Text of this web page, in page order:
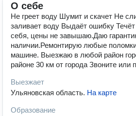
О себе
Не греет воду Шумит и скачет Не
заливает воду Выдаёт ошибку
себя, цены не завышаю.Даю
наличии.Ремонтирую любые
машине. Выезжаю в любой район
районе 30 км от города Звоните или
Выезжает
Ульяновская область. На карте
Образование